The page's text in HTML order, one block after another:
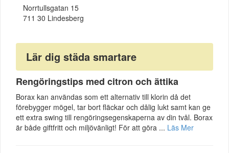
Norrtullsgatan 15
711 30 Lindesberg
Lär dig städa smartare
Rengöringstips med citron och ättika
Borax kan användas som ett alternativ till klorin då det
förebygger mögel, tar bort fläckar och dålig lukt samt kan ge
ett extra swing till rengöringsegenskaperna av din tvål. Borax
är både giftfritt och miljövänligt! För att göra ... Läs Mer